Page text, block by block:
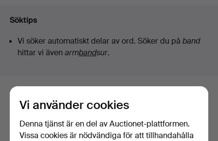
Söktips
Vi söker automatiskt delar av ord. Söker du på band
hittar vi även armbandsur.
Här är föremål från vårt arkiv som
matchar din sökning
Visa alla föremål
Vi använder cookies
Denna tjänst är en del av Auctionet-plattformen.
Vissa cookies är nödvändiga för att tillhandahålla